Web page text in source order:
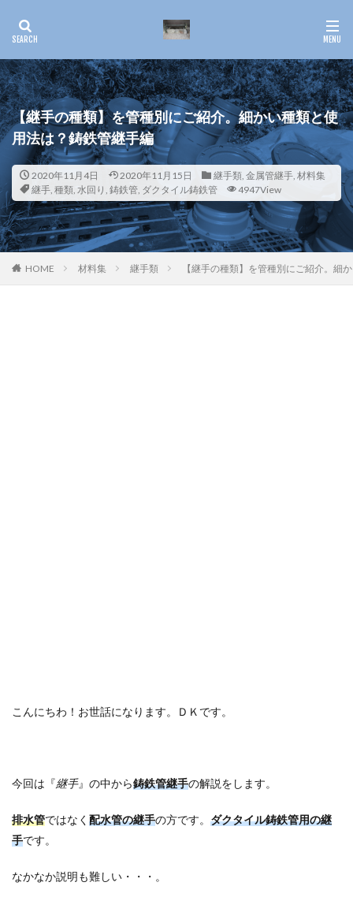
【継手の種類】を管種別にご紹介。細かい種類と使
用法は？鋳鉄管継手編
2020年11月4日 2020年11月15日 継手類, 金属管継手, 材料集
継手, 種類, 水回り , 鋳鉄管, ダクタイル鋳鉄管 4947View
HOME 材料集 継手類 【継手の種類】を管種別にご紹介。細
こんにちわ！お世話になります。ＤＫです。
今回は『継手』の中から鋳鉄管継手の解説をします。
排水管ではなく 配水管の継手の方です。 ダクタイル鋳鉄管用の継
手です。
なかなか説明も難しい・・・。